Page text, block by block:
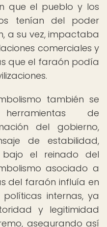
que el pueblo y los
tenían del poder
a su vez, impactaba
comerciales y
que el faraón podía
también se
de
del gobierno,
de estabilidad,
el reinado del
asociado a
del faraón influía en
internas, ya
y legitimidad
asegurando así